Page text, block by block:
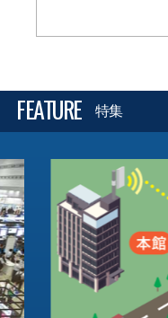
FEATURE 特集